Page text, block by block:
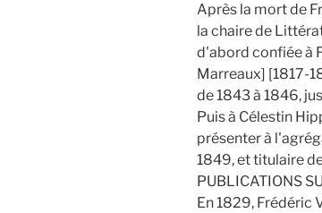
Après la mort de
la chaire de
d'abord confiée à
Marreaux] [1817-
de 1843 à 1846,
Puis à Célestin
présenter à
1849, et titulaire
PUBLICATIONS
En 1829, Frédéric